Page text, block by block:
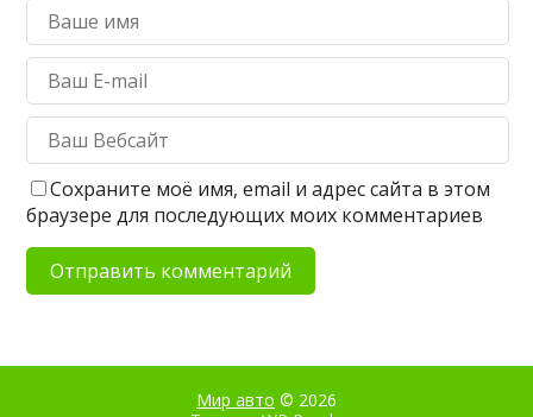
Сохраните моё имя, email и адрес сайта в этом
браузере для последующих моих комментариев
Мир авто © 2026